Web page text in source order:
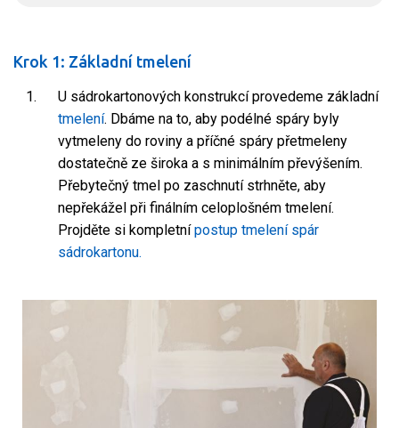
Krok 1: Základní tmelení
U sádrokartonových konstrukcí provedeme základní
tmelení. Dbáme na to, aby podélné spáry byly
vytmeleny do roviny a příčné spáry přetmeleny
dostatečně ze široka a s minimálním převýšením.
Přebytečný tmel po zaschnutí strhněte, aby
nepřekážel při finálním celoplošném tmelení.
Projděte si kompletnípostup tmelení spár
sádrokartonu.